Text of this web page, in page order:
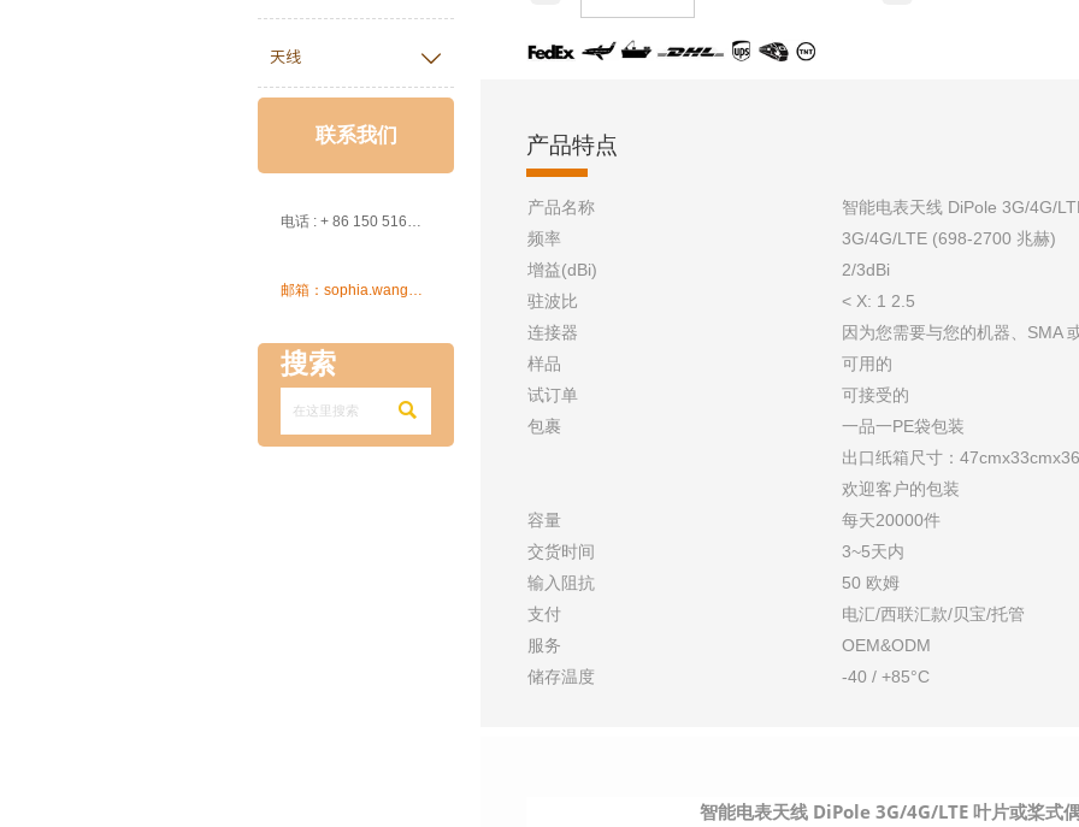
天线 
联系我们
电话 : + 86 150 5162 5639

搜索

产品特点
产品名称
智能电表天线 DiPole 3G/4G/
频率
3G/4G/LTE (698-2700 兆赫)
增益(dBi)
2/3dBi
驻波比 < X: 1 2.5
连接器
因为您需要与您的机器、SMA
样品
可用的
试订单
可接受的
包裹
一品一PE袋包装
出口纸箱尺寸：
欢迎客户的包装
容量
每天20000件
交货时间
3~5天内
输入阻抗
50 欧姆
支付
电汇/西联汇款/贝宝/托管
服务
OEM&ODM
储存温度
-40 / +85°C
智能电表天线 DiPole 3G/4G/LTE 叶片或桨式